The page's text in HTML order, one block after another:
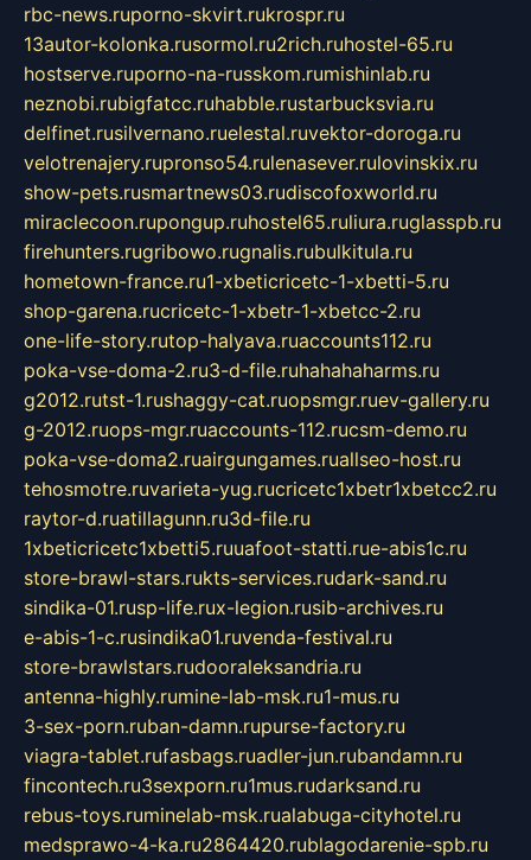
rbc-news.ruporno-skvirt.rukrospr.ru
13autor-kolonka.rusormol.ru2rich.ruhostel-65.ru
hostserve.ruporno-na-russkom.rumishinlab.ru
neznobi.rubigfatcc.ruhabble.rustarbucksvia.ru
delfinet.rusilvernano.ruelestal.ruvektor-doroga.ru
velotrenajery.rupronso54.rulenasever.rulovinskix.ru
show-pets.rusmartnews03.rudiscofoxworld.ru
miraclecoon.rupongup.ruhostel65.ruliura.ruglasspb.ru
firehunters.rugribowo.rugnalis.rubulkitula.ru
hometown-france.ru1-xbeticricetc-1-xbetti-5.ru
shop-garena.rucricetc-1-xbetr-1-xbetcc-2.ru
one-life-story.rutop-halyava.ruaccounts112.ru
poka-vse-doma-2.ru3-d-file.ruhahahaharms.ru
g2012.rutst-1.rushaggy-cat.ruopsmgr.ruev-gallery.ru
g-2012.ruops-mgr.ruaccounts-112.rucsm-demo.ru
poka-vse-doma2.ruairgungames.ruallseo-host.ru
tehosmotre.ruvarieta-yug.rucricetc1xbetr1xbetcc2.ru
raytor-d.ruatillagunn.ru3d-file.ru
1xbeticricetc1xbetti5.ruuafoot-statti.rue-abis1c.ru
store-brawl-stars.rukts-services.rudark-sand.ru
sindika-01.rusp-life.rux-legion.rusib-archives.ru
e-abis-1-c.rusindika01.ruvenda-festival.ru
store-brawlstars.rudooraleksandria.ru
antenna-highly.rumine-lab-msk.ru1-mus.ru
3-sex-porn.ruban-damn.rupurse-factory.ru
viagra-tablet.rufasbags.ruadler-jun.rubandamn.ru
fincontech.ru3sexporn.ru1mus.rudarksand.ru
rebus-toys.ruminelab-msk.rualabuga-cityhotel.ru
medsprawo-4-ka.ru2864420.rublagodarenie-spb.ru